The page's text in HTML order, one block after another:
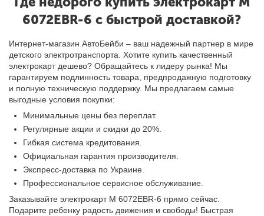
6072EBR-6 с быстрой доставкой?
Интернет-магазин АвтоБейби – ваш надежный партнер в мире
детского электротранспорта. Хотите купить качественный
электрокарт дешево? Обращайтесь к лидеру рынка! Мы
гарантируем подлинность товара, предпродажную подготовку
и полную техническую поддержку. Мы предлагаем самые
выгодные условия покупки:
Минимальные цены без переплат.
Регулярные акции и скидки до 20%.
Гибкая система кредитования.
Официальная гарантия производителя.
Экспресс-доставка по Украине.
Профессиональное сервисное обслуживание.
Заказывайте электрокарт M 6072EBR-6 прямо сейчас.
Подарите ребенку радость движения и свободы! Быстрая